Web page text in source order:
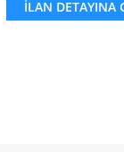
İLAN DETAYINA